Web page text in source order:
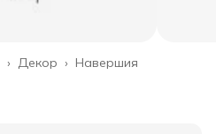
Навершия
Декор ›
›